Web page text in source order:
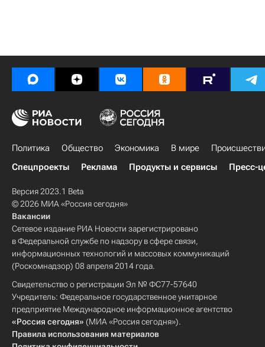
Политика Общество Экономика В мире
Спецпроекты
Реклама Продукты и сервисы Пресс-
Версия 2023.1 Beta
© 2026 МИА «Россия сегодня»
Вакансии
Сетевое издание РИА Новости зарегистрировано
в Федеральной службе по надзору в сфере связи,
информационных технологий и массовых коммуникаций
(Роскомнадзор) 08 апреля 2014 года.
Свидетельство о регистрации Эл № ФС77-57640
Учредитель: Федеральное государственное унитарное
предприятие Международное информационное агентство
«Россия сегодня» (МИА «Россия сегодня»).
Правила использования материалов